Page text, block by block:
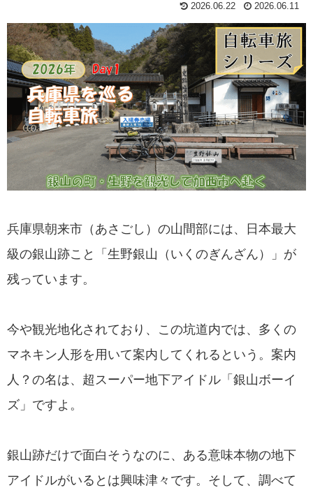
2026.06.22 2026.06.11
兵庫県朝来市（あさごし）の山間部には、日本最大
級の銀山跡こと「生野銀山（いくのぎんざん）」が
残っています。
今や観光地化されており、この坑道内では、多くの
マネキン人形を用いて案内してくれるという。案内
人？の名は、超スーパー地下アイドル「銀山ボーイ
ズ」ですよ。
銀山跡だけで面白そうなのに、ある意味本物の地下
アイドルがいるとは興味津々です。そして、調べて